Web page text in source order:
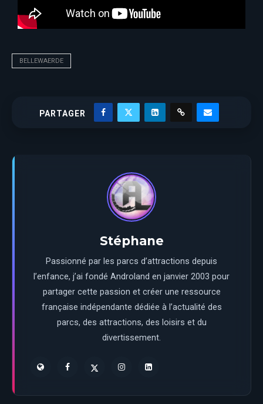
BELLEWAERDE
PARTAGER
Stéphane
Passionné par les parcs d’attractions depuis
l’enfance, j’ai fondé Androland en janvier 2003 pour
partager cette passion et créer une ressource
française indépendante dédiée à l’actualité des
parcs, des attractions, des loisirs et du
divertissement.